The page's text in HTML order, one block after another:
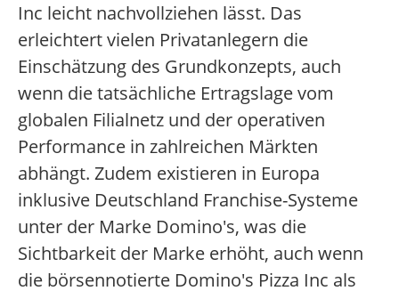
Inc leicht nachvollziehen lässt. Das
erleichtert vielen Privatanlegern die
Einschätzung des Grundkonzepts, auch
wenn die tatsächliche Ertragslage vom
globalen Filialnetz und der operativen
Performance in zahlreichen Märkten
abhängt. Zudem existieren in Europa
inklusive Deutschland Franchise-Systeme
unter der Marke Domino's, was die
Sichtbarkeit der Marke erhöht, auch wenn
die börsennotierte Domino's Pizza Inc als